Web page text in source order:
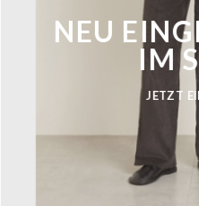
NEU
IM
JETZT